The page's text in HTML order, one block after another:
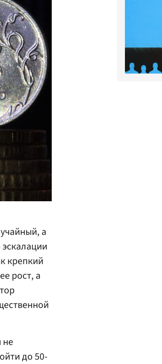
а
крепкий
рост, а
не
до 50-